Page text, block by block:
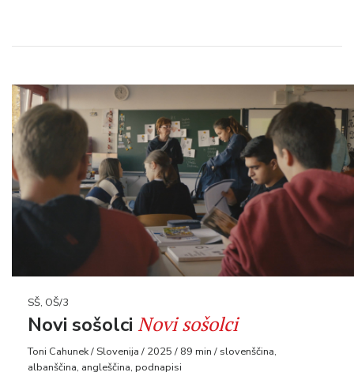
SŠ, OŠ/3
Novi sošolci Novi sošolci
Toni Cahunek / Slovenija / 2025 / 89 min / slovenščina,
albanščina, angleščina, podnapisi